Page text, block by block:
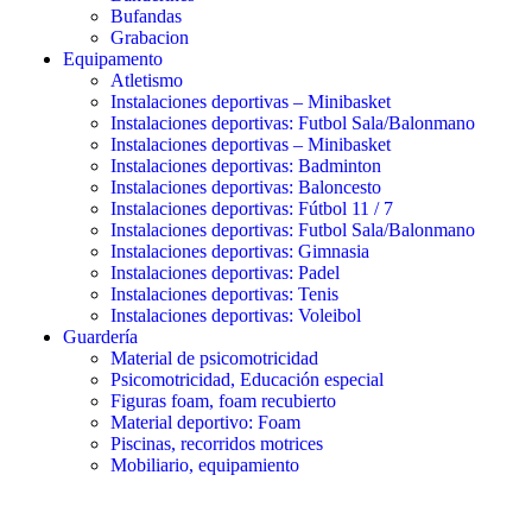
Bufandas
Grabacion
Equipamento
Atletismo
Instalaciones deportivas – Minibasket
Instalaciones deportivas: Futbol Sala/Balonmano
Instalaciones deportivas – Minibasket
Instalaciones deportivas: Badminton
Instalaciones deportivas: Baloncesto
Instalaciones deportivas: Fútbol 11 / 7
Instalaciones deportivas: Futbol Sala/Balonmano
Instalaciones deportivas: Gimnasia
Instalaciones deportivas: Padel
Instalaciones deportivas: Tenis
Instalaciones deportivas: Voleibol
Guardería
Material de psicomotricidad
Psicomotricidad, Educación especial
Figuras foam, foam recubierto
Material deportivo: Foam
Piscinas, recorridos motrices
Mobiliario, equipamiento